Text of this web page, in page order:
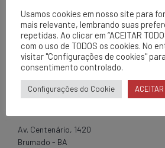
EPCL
Av. Centenário, 1420
Brumado - BA
Usamos cookies em nosso site para
mais relevante, lembrando suas
repetidas. Ao clicar em “ACEITAR
com o uso de TODOS os cookies. No
visitar "Configurações de cookies"
consentimento controlado.
Configurações do Cookie ACEITAR